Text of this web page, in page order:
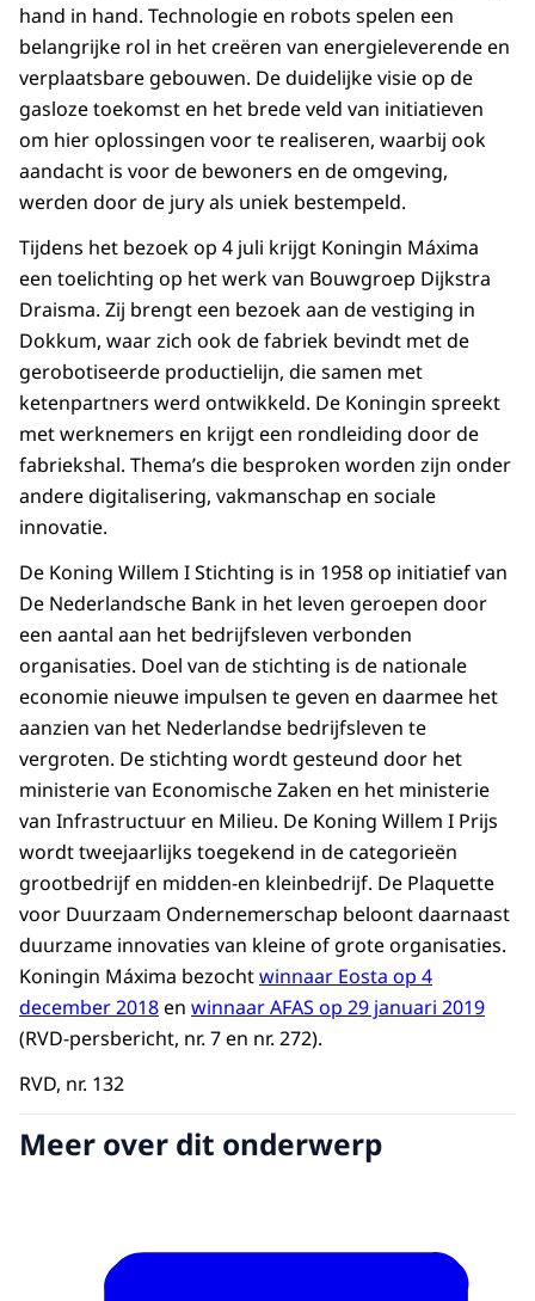
hand in hand. Technologie en robots spelen een
belangrijke rol in het creëren van energieleverende en
verplaatsbare gebouwen. De duidelijke visie op de
gasloze toekomst en het brede veld van initiatieven
om hier oplossingen voor te realiseren, waarbij ook
aandacht is voor de bewoners en de omgeving,
werden door de jury als uniek bestempeld.
Tijdens het bezoek op 4 juli krijgt Koningin Máxima
een toelichting op het werk van Bouwgroep Dijkstra
Draisma. Zij brengt een bezoek aan de vestiging in
Dokkum, waar zich ook de fabriek bevindt met de
gerobotiseerde productielijn, die samen met
ketenpartners werd ontwikkeld. De Koningin spreekt
met werknemers en krijgt een rondleiding door de
fabriekshal. Thema’s die besproken worden zijn onder
andere digitalisering, vakmanschap en sociale
innovatie.
De Koning Willem I Stichting is in 1958 op initiatief van
De Nederlandsche Bank in het leven geroepen door
een aantal aan het bedrijfsleven verbonden
organisaties. Doel van de stichting is de nationale
economie nieuwe impulsen te geven en daarmee het
aanzien van het Nederlandse bedrijfsleven te
vergroten. De stichting wordt gesteund door het
ministerie van Economische Zaken en het ministerie
van Infrastructuur en Milieu. De Koning Willem I Prijs
wordt tweejaarlijks toegekend in de categorieën
grootbedrijf en midden-en kleinbedrijf. De Plaquette
voor Duurzaam Ondernemerschap beloont daarnaast
duurzame innovaties van kleine of grote organisaties.
Koningin Máxima bezochtwinnaar Eosta op 4
december 2018en winnaar AFAS op 29 januari 2019
(RVD-persbericht, nr. 7 en nr. 272).
RVD, nr. 132
Meer over dit onderwerp